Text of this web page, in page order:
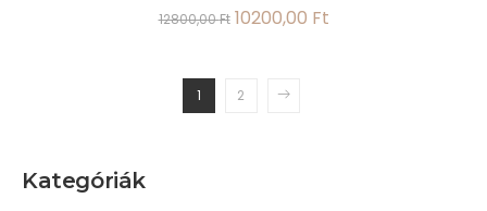
Kategóriák
12800,00Ft 10200,00 Ft
1 2